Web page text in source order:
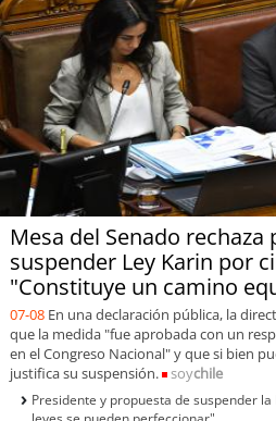
soychile
soyarica
soyiquique
calama
soyantofagasta
soycopiapó
soyvalparaíso
soy quillota
Mesa del Senado
suspender Ley Karin por
"Constituye un camino
07-08 En una declaración pública, la
que la medida "fue aprobada con un
en el Congreso Nacional" y que si bien
justifica su suspensión.
soychile
Presidente y propuesta de suspender